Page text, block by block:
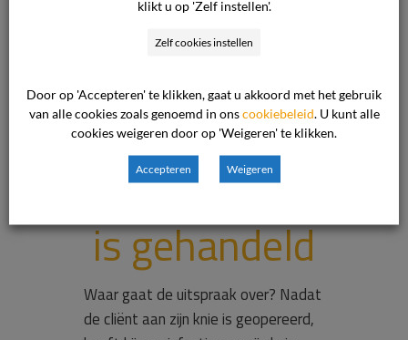
operatie
betekent niet
dat er
onzorgvuldig
is gehandeld
Waar gaat de uitspraak over? Nadat
de cliënt aan zijn knie is geopereerd,
klikt u op 'Zelf instellen'.
Zelf cookies instellen
Door op 'Accepteren' te klikken, gaat u akkoord met het gebruik
van alle cookies zoals genoemd in onscookiebeleid . U kunt alle
cookies weigeren door op 'Weigeren' te klikken.
Accepteren Weigeren